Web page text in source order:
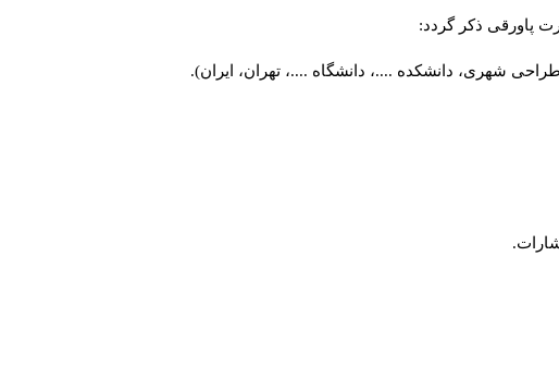
پاورقی ذکر گردد:
طراحی شهری، دانشکده ....، دانشگاه ....، تهران، ایران).